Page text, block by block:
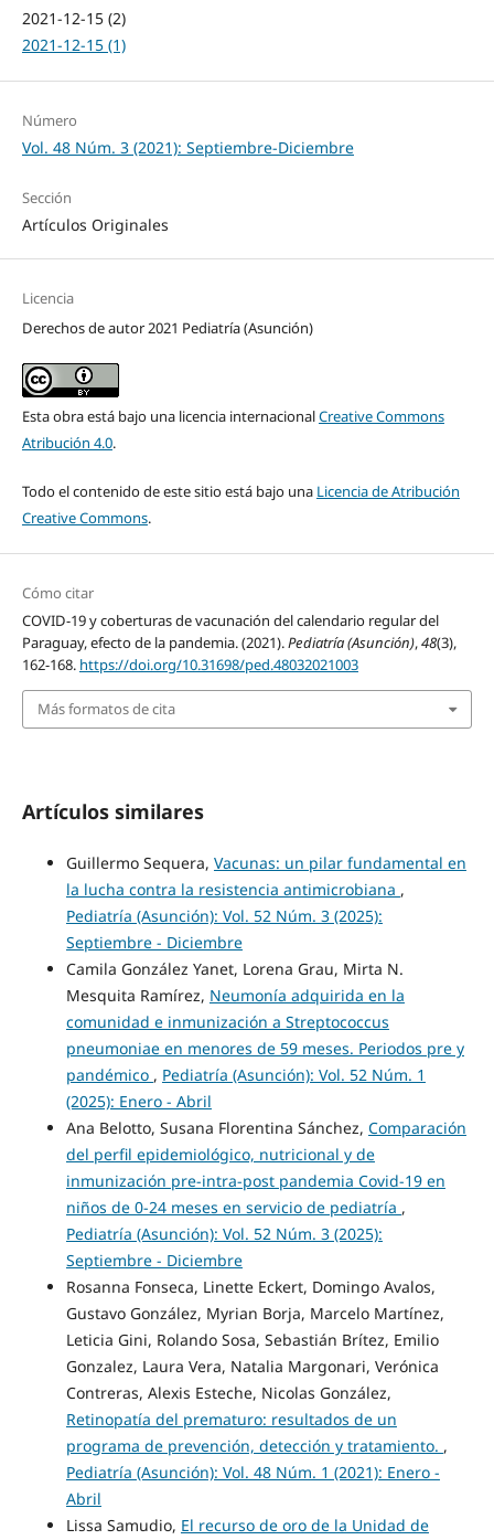
2021-12-15 (2)
2021-12-15 (1)
Número
Vol. 48 Núm. 3 (2021): Septiembre-Diciembre
Sección
Artículos Originales
Licencia
Derechos de autor 2021 Pediatría (Asunción)
Esta obra está bajo una licencia internacionalCreative Commons
Atribución 4.0.
Todo el contenido de este sitio está bajo una Licencia de Atribución
Creative Commons.
Cómo citar
COVID-19 y coberturas de vacunación del calendario regular del
Paraguay, efecto de la pandemia. (2021).Pediatría (Asunción),48(3),
162-168. https://doi.org/10.31698/ped.48032021003
Más formatos de cita
Artículos similares
Guillermo Sequera, Vacunas: un pilar fundamental en
la lucha contra la resistencia antimicrobiana ,
Pediatría (Asunción): Vol. 52 Núm. 3 (2025):
Septiembre - Diciembre
Camila González Yanet, Lorena Grau, Mirta N.
Mesquita Ramírez, Neumonía adquirida en la
comunidad e inmunización a Streptococcus
pneumoniae en menores de 59 meses. Periodos pre y
pandémico , Pediatría (Asunción): Vol. 52 Núm. 1
(2025): Enero - Abril
Ana Belotto, Susana Florentina Sánchez, Comparación
del perfil epidemiológico, nutricional y de
inmunización pre-intra-post pandemia Covid-19 en
niños de 0-24 meses en servicio de pediatría ,
Pediatría (Asunción): Vol. 52 Núm. 3 (2025):
Septiembre - Diciembre
Rosanna Fonseca, Linette Eckert, Domingo Avalos,
Gustavo González, Myrian Borja, Marcelo Martínez,
Leticia Gini, Rolando Sosa, Sebastián Brítez, Emilio
Gonzalez, Laura Vera, Natalia Margonari, Verónica
Contreras, Alexis Esteche, Nicolas González,
Retinopatía del prematuro: resultados de un
programa de prevención, detección y tratamiento. ,
Pediatría (Asunción): Vol. 48 Núm. 1 (2021): Enero -
Abril
Lissa Samudio, El recurso de oro de la Unidad de